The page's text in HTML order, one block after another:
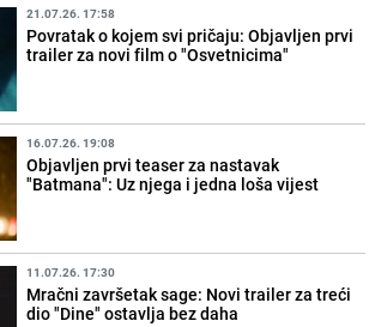
21.07.26. 17:58
Povratak o kojem svi pričaju: Objavljen prvi
trailer za novi film o "Osvetnicima"
16.07.26. 19:08
Objavljen prvi teaser za nastavak
"Batmana": Uz njega i jedna loša vijest
11.07.26. 17:30
Mračni završetak sage: Novi trailer za treći
dio "Dine" ostavlja bez daha